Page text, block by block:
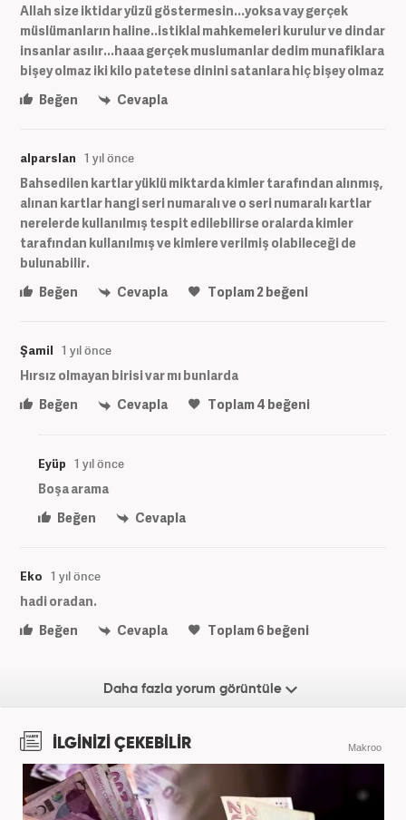
Allah size iktidar yüzü göstermesin...yoksa vay gerçek
müslümanların haline..istiklal mahkemeleri kurulur ve dindar
insanlar asılır...haaa gerçek muslumanlar dedim munafiklara
bişey olmaz iki kilo patetese dinini satanlara hiç bişey olmaz
Beğen
Cevapla
alparslan 1 yıl önce
Bahsedilen kartlar yüklü miktarda kimler tarafından alınmış,
alınan kartlar hangi seri numaralı ve o seri numaralı kartlar
nerelerde kullanılmış tespit edilebilirse oralarda kimler
tarafından kullanılmış ve kimlere verilmiş olabileceği de
bulunabilir.
Beğen
Cevapla Toplam2beğeni
Şamil 1 yıl önce
Hırsız olmayan birisi var mı bunlarda
Beğen
Cevapla Toplam4 beğeni
Eyüp 1 yıl önce
Boşa arama
Beğen
Cevapla
Eko 1 yıl önce
hadi oradan.
Beğen
Cevapla Toplam6 beğeni
Daha fazla yorum görüntüle
İLGİNİZİ ÇEKEBİLİR Makroo